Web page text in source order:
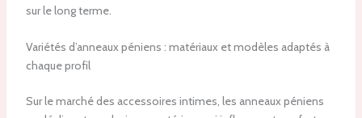
sur le long terme.
Variétés d’anneaux péniens : matériaux et modèles adaptés à
chaque profil
Sur le marché des accessoires intimes, les anneaux péniens